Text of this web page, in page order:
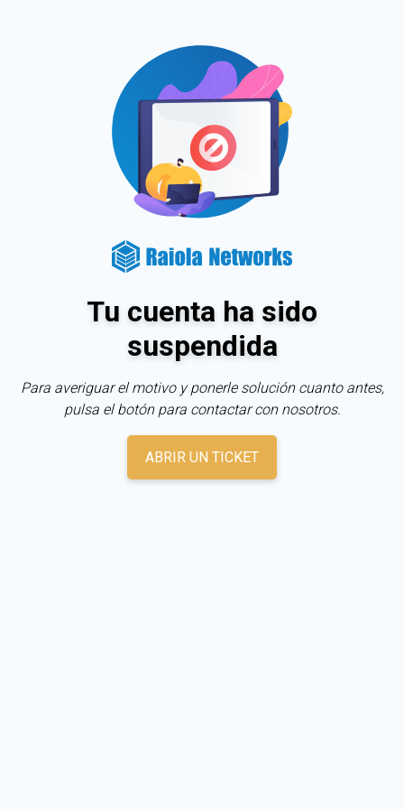
Tu cuenta ha sido
suspendida
Para averiguar el motivo y ponerle solución cuanto antes,
pulsa el botón para contactar con nosotros.
ABRIR UN TICKET